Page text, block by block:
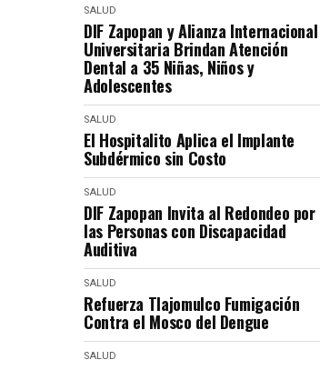
SALUD
DIF Zapopan y Alianza Internacional
Universitaria Brindan Atención
Dental a 35 Niñas, Niños y
Adolescentes
SALUD
El Hospitalito Aplica el Implante
Subdérmico sin Costo
SALUD
DIF Zapopan Invita al Redondeo por
las Personas con Discapacidad
Auditiva
SALUD
Refuerza Tlajomulco Fumigación
Contra el Mosco del Dengue
SALUD